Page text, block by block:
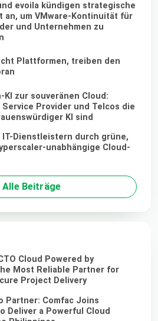
evoila kündigen strategische
an, um VMware-Kontinuität für
und Unternehmen zu
Plattformen, treiben den
KI zur souveränen Cloud:
Service Provider und Telcos die
KI sind
IT-Dienstleistern durch grüne,
unabhängige Cloud-
Alle Beiträge
Cloud Powered by
Most Reliable Partner for
Project Delivery
Partner: Comfac Joins
Deliver a Powerful Cloud